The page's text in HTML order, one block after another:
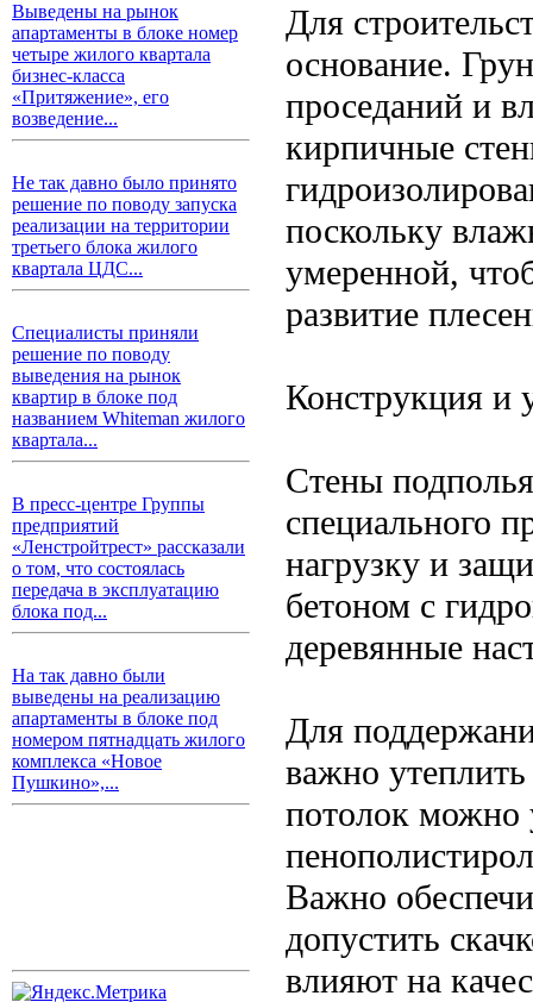
Выведены на рынок
апартаменты в блоке номер
четыре жилого квартала
бизнес-класса
«Притяжение», его
возведение...
Не так давно было принято
решение по поводу запуска
реализации на территории
третьего блока жилого
квартала ЦДС...
Специалисты приняли
решение по поводу
выведения на рынок
квартир в блоке под
названием Whiteman жилого
квартала...
В пресс-центре Группы
предприятий
«Ленстройтрест» рассказали
о том, что состоялась
передача в эксплуатацию
блока под...
На так давно были
выведены на реализацию
апартаменты в блоке под
номером пятнадцать жилого
комплекса «Новое
Пушкино»,...
Для
основание.
проседаний и
кирпичные
поскольку
умеренной,
развитие
Конструкция и
Стены
специального
нагрузку и
бетоном с
деревянные
Для
важно
потолок можно
Важно
допустить
влияют на